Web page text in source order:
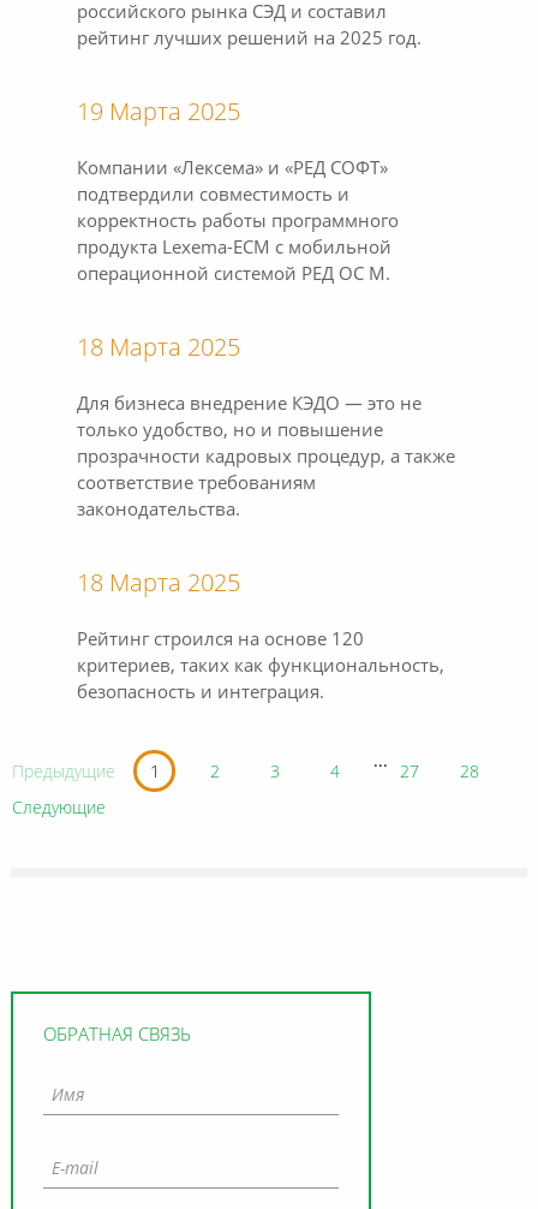
ОБРАТНАЯ СВЯЗЬ
российского рынка СЭД и составил
рейтинг лучших решений на 2025 год.
19 Марта 2025
Компании «Лексема» и «РЕД СОФТ»
подтвердили совместимость и
корректность работы программного
продукта Lexema-ECM с мобильной
операционной системой РЕД ОС М.
18 Марта 2025
Для бизнеса внедрение КЭДО — это не
только удобство, но и повышение
прозрачности кадровых процедур, а также
соответствие требованиям
законодательства.
18 Марта 2025
Рейтинг строился на основе 120
критериев, таких как функциональность,
безопасность и интеграция.
Предыдущие 1 2 3 4
...
27 28
Следующие